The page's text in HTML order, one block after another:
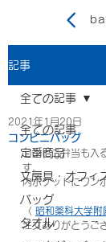
記事
全ての記事
定番商品
文房具・オフィ
バッグ
タオル
全ての記事
コンビニバッグ
2021年1月20日
コンビニ弁当も入
す。
内ポケットにワン
〈 昭和薬科大学附
注文ありがとうご